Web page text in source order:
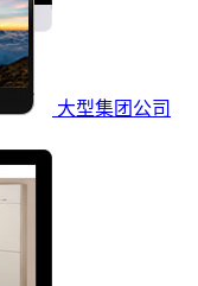
大型集团公司